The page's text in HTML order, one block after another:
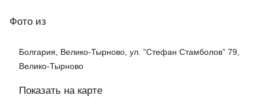
Фото из
Болгария, Велико-Тырново, ул. ”Стефан Стамболов” 79,
Велико-Тырново
Показать на карте